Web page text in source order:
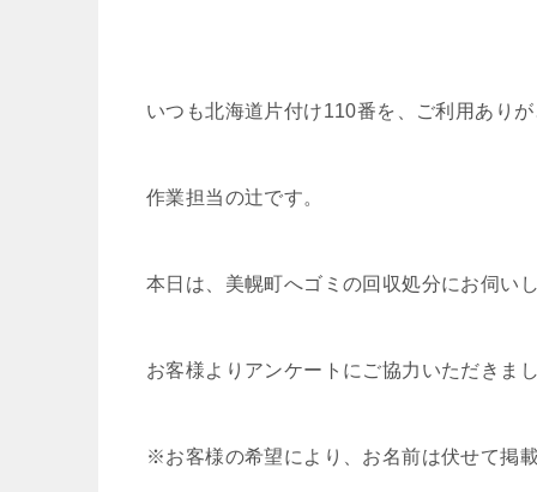
いつも北海道片付け110番を、ご利用あり
作業担当の辻です。
本日は、美幌町へゴミの回収処分にお伺い
お客様よりアンケートにご協力いただきま
※お客様の希望により、お名前は伏せて掲